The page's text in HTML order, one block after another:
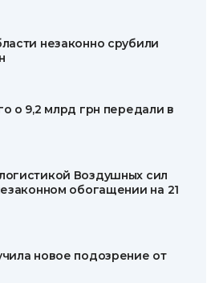
незаконно срубили
о 9,2 млрд грн передали в
Воздушных сил
обогащении на 21
новое подозрение от